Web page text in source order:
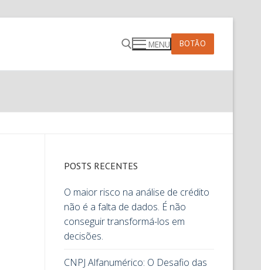
MENU BOTÃO
POSTS RECENTES
O maior risco na análise de crédito
não é a falta de dados. É não
conseguir transformá-los em
decisões.
CNPJ Alfanumérico: O Desafio das